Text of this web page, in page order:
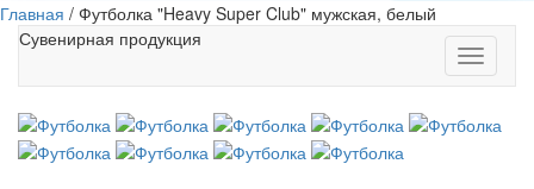
Главная / Футболка "Heavy Super Club" мужская, белый
Toggle
Сувенирная продукция